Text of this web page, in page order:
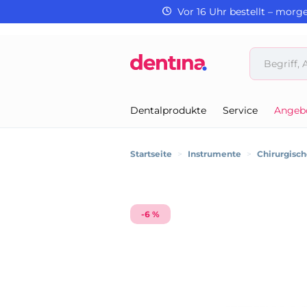
Vor 16 Uhr bestellt –
Dentalprodukte Service
Startseite > Instrumente >
-6 %